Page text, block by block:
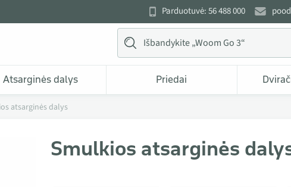
Parduotuvė: 56 488 000
Atsarginės dalys Priedai
atsarginės dalys
Smulkios atsarginės